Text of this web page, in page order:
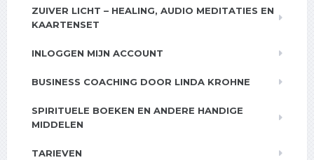
ZUIVER LICHT – HEALING, AUDIO MEDITATIES EN
KAARTENSET
INLOGGEN MIJN ACCOUNT
BUSINESS COACHING DOOR LINDA KROHNE
SPIRITUELE BOEKEN EN ANDERE HANDIGE
MIDDELEN
TARIEVEN